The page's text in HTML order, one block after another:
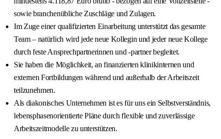
sowie branchenübliche Zuschläge und Zulagen.
Im Zuge einer qualifizierten Einarbeitung unterstützt das gesamte
Team – natürlich wird jede neue Kollegin und jeder neue Kollege
durch feste Ansprechpartnerinnen und -partner begleitet.
Sie haben die Möglichkeit, an finanzierten klinikinternen und
externen Fortbildungen während und außerhalb der Arbeitszeit
teilzunehmen.
Als diakonisches Unternehmen ist es für uns ein Selbstverständnis,
lebensphasenorientierte Pläne durch flexible und zuverlässige
Arbeitszeitmodelle zu unterstützen.